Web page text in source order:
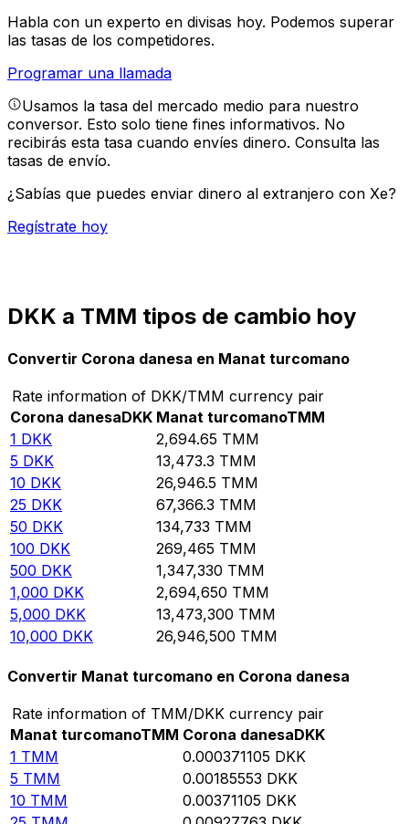
Habla con un experto en divisas hoy. Podemos superar
las tasas de los competidores.
Programar una llamada
Usamos la tasa del mercado medio para nuestro
conversor. Esto solo tiene fines informativos. No
recibirás esta tasa cuando envíes dinero. Consulta las
tasas de envío.
¿Sabías que puedes enviar dinero al extranjero con Xe?
Regístrate hoy
DKK a TMM tipos de cambio hoy
Convertir Corona danesa en Manat turcomano
Rate information of DKK/TMM currency pair
Corona danesaDKK Manat turcomanoTMM
1 DKK 2,694.65 TMM
5 DKK 13,473.3 TMM
10 DKK 26,946.5 TMM
25 DKK 67,366.3 TMM
50 DKK 134,733 TMM
100 DKK 269,465 TMM
500 DKK 1,347,330 TMM
1,000 DKK 2,694,650 TMM
5,000 DKK 13,473,300 TMM
10,000 DKK 26,946,500 TMM
Convertir Manat turcomano en Corona danesa
Rate information of TMM/DKK currency pair
Manat turcomanoTMM Corona danesaDKK
1 TMM 0.000371105 DKK
5 TMM 0.00185553 DKK
10 TMM 0.00371105 DKK